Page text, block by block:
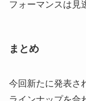
フォーマンスは見
まとめ
今回新たに発表さ